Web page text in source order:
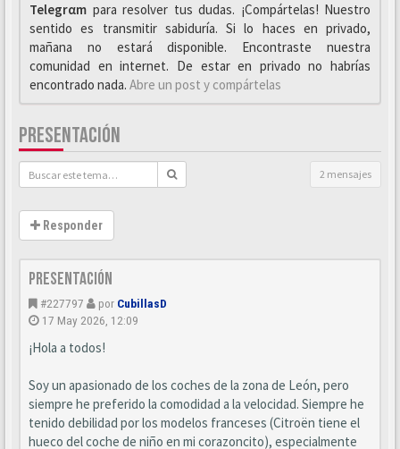
Telegrαm para resolver tus dudas. ¡Compártelas! Nuestro
sentido es transmitir sabiduría. Si lo haces en privado,
mañana no estará disponible. Encontraste nuestra
comunidad en internet. De estar en privado no habrías
encontrado nada. Abre un post y compártelas
PRESENTACIÓN
2 mensajes
Responder
Presentación
#227797 por CubillasD
17 May 2026, 12:09
¡Hola a todos!
Soy un apasionado de los coches de la zona de León, pero
siempre he preferido la comodidad a la velocidad. Siempre he
tenido debilidad por los modelos franceses (Citroën tiene el
hueco del coche de niño en mi corazoncito), especialmente